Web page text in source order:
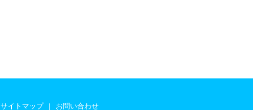
サイトマップ お問い合わせ